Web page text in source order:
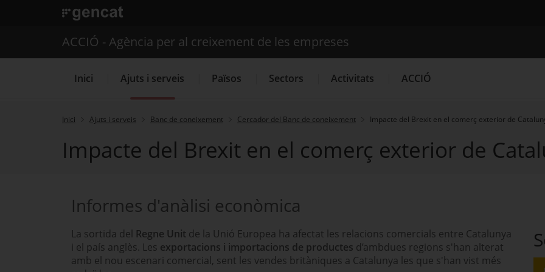
. Obre en una nova finestra.
Cercador
Serveis d'internacionalització Serveis d'innovació Convocatòries d'ajuts obertes
ACCIÓ - Agència per al creixement de les empreses
Inici Ajuts i serveis Països Sectors Activitats ACCIÓ
Inici Ajuts i serveis Banc de coneixement Cercador del Banc de coneixement Impacte del Brexit en el comerç exterior de
Impacte del Brexit en el comerç exterior de
Informes d'anàlisi econòmica
La sortida del Regne Unit de la Unió Europea ha afectat les relacions comercials entre Catalunya
i el país anglès. Les exportacions i importacions de productes d’ambdues regions s'han alterat
amb el nou escenari comercial, sent les vendes britàniques a Catalunya les que s'han vist més